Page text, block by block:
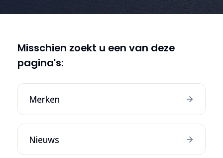
Misschien zoekt u een van deze
pagina's:
Merken
Nieuws